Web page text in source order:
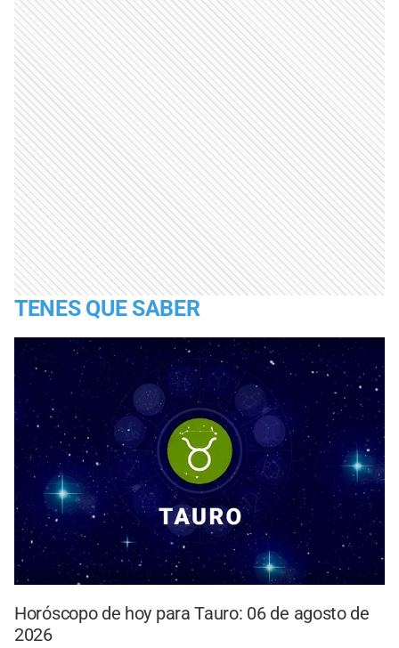
TENES QUE SABER
Horóscopo de hoy para Tauro: 06 de agosto de
2026